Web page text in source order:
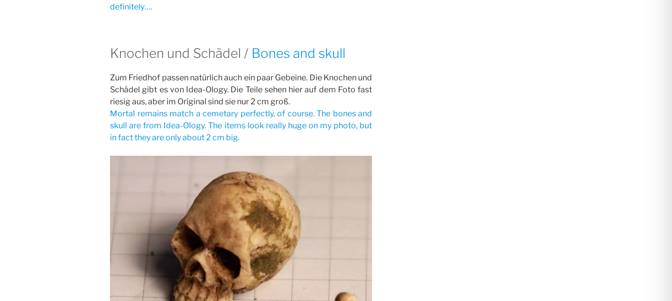
definitely….
Knochen und Schädel / Bones and skull
Zum Friedhof passen natürlich auch ein paar Gebeine. Die Knochen und
Schädel gibt es von Idea-Ology. Die Teile sehen hier auf dem Foto fast
riesig aus, aber im Original sind sie nur 2 cm groß.
Mortal remains match a cemetary perfectly, of course. The bones and
skull are from Idea-Ology. The items look really huge on my photo, but
in fact they are only about 2 cm big.